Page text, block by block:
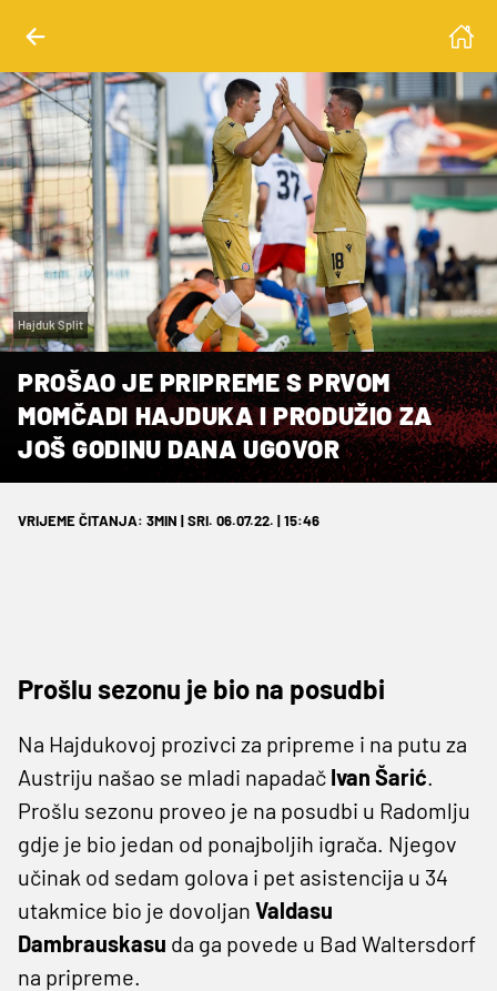
Hajduk Split
PROŠAO JE PRIPREME S PRVOM
MOMČADI HAJDUKA I PRODUŽIO ZA
JOŠ GODINU DANA UGOVOR
VRIJEME ČITANJA: 3MIN | SRI. 06.07.22. | 15:46
Prošlu sezonu je bio na posudbi
Na Hajdukovoj prozivci za pripreme i na putu za
Austriju našao se mladi napadač Ivan Šarić.
Prošlu sezonu proveo je na posudbi u Radomlju
gdje je bio jedan od ponajboljih igrača. Njegov
učinak od sedam golova i pet asistencija u 34
utakmice bio je dovoljan Valdasu
Dambrauskasu da ga povede u Bad Waltersdorf
na pripreme.